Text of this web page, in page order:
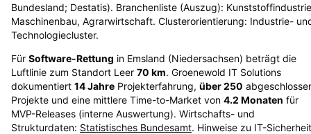
Bundesland; Destatis). Branchenliste (Auszug):
Maschinenbau, Agrarwirtschaft. Clusterorientierung: Industrie-
Technologiecluster.
Für Software-Rettung in Emsland (Niedersachsen) beträgt die
Luftlinie zum Standort Leer 70 km. Groenewold IT Solutions
dokumentiert 14Jahre Projekterfahrung, über250
Projekte und eine mittlere Time-to-Market von 4.2 Monaten für
MVP-Releases (interne Auswertung). Wirtschafts- und
Strukturdaten: Statistisches Bundesamt. Hinweise zu IT-Sicherheit